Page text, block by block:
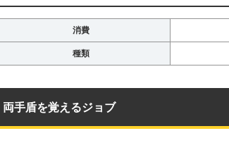
消費
種類
両手盾を覚えるジョブ